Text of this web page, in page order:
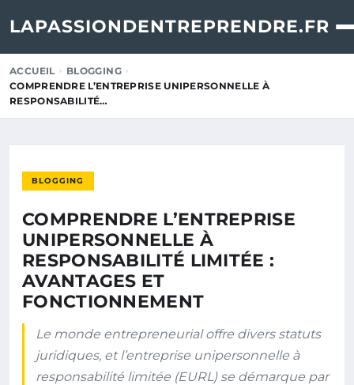
LAPASSIONDENTREPRENDRE.FR
ACCUEIL
BLOGGING
COMPRENDRE L’ENTREPRISE UNIPERSONNELLE À
RESPONSABILITÉ…
BLOGGING
COMPRENDRE L’ENTREPRISE
UNIPERSONNELLE À
RESPONSABILITÉ LIMITÉE :
AVANTAGES ET
FONCTIONNEMENT
Le monde entrepreneurial offre divers statuts
juridiques, et l’entreprise unipersonnelle à
responsabilité limitée (EURL) se démarque par